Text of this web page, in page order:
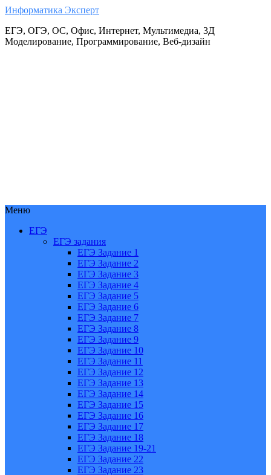
Информатика Эксперт
ЕГЭ, ОГЭ, ОС, Офис, Интернет, Мультимедиа, 3Д
Моделирование, Программирование, Веб-дизайн
Меню
ЕГЭ
ЕГЭ задания
ЕГЭ Задание 1
ЕГЭ Задание 2
ЕГЭ Задание 3
ЕГЭ Задание 4
ЕГЭ Задание 5
ЕГЭ Задание 6
ЕГЭ Задание 7
ЕГЭ Задание 8
ЕГЭ Задание 9
ЕГЭ Задание 10
ЕГЭ Задание 11
ЕГЭ Задание 12
ЕГЭ Задание 13
ЕГЭ Задание 14
ЕГЭ Задание 15
ЕГЭ Задание 16
ЕГЭ Задание 17
ЕГЭ Задание 18
ЕГЭ Задание 19-21
ЕГЭ Задание 22
ЕГЭ Задание 23